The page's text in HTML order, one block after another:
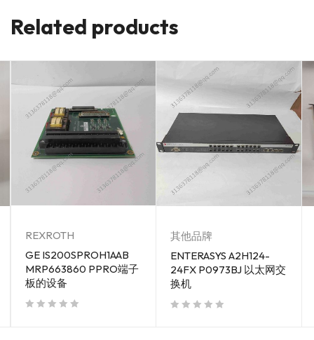
Related products
REXROTH
GE IS200SPROH1AAB
MRP663860 PPRO端子
板的设备
其他品牌
ENTERASYS A2H124-
24FX P0973BJ 以太网交
换机